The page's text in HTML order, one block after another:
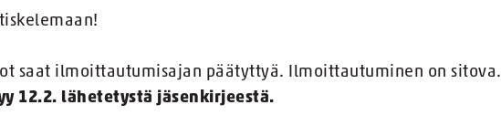
saat ilmoittautumisajan päätyttyä. Ilmoittautuminen on sitova.
12.2. lähetetystä jäsenkirjeestä.